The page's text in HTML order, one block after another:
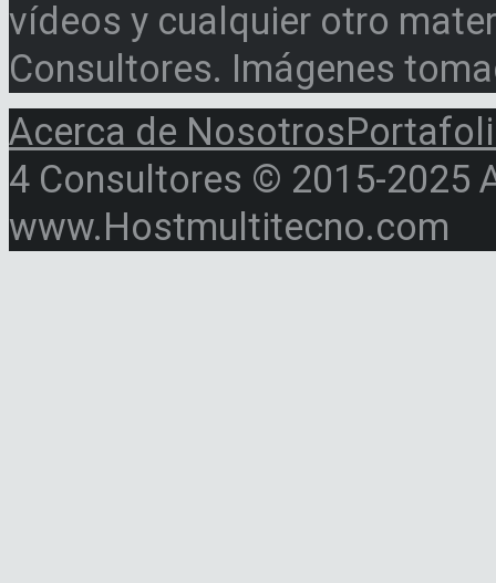
vídeos y cualquier otro
Consultores. Imágenes
Acerca de Nosotros
4 Consultores © 2015-2025
www.Hostmultitecno.com